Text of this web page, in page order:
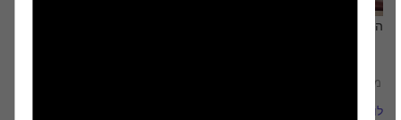
התבונן ותלמד
מוֹרֶה
לורי קולמן-בראון